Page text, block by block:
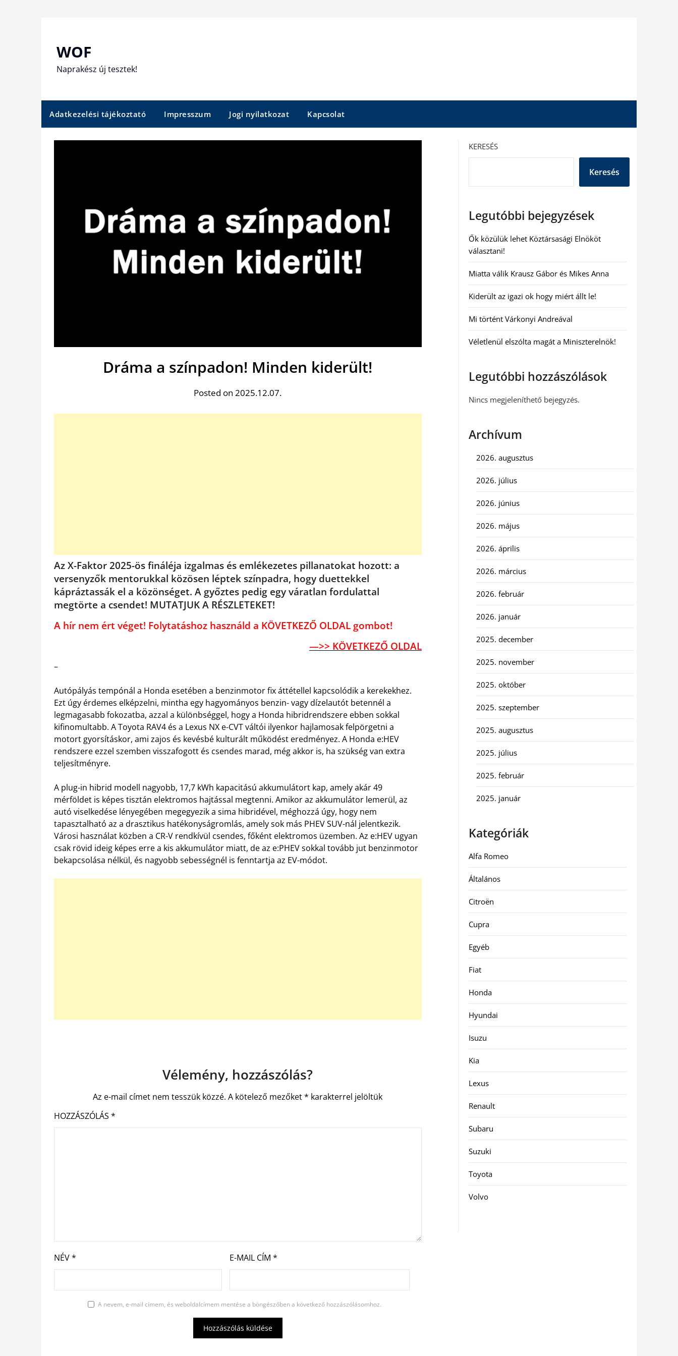
WOF
Naprakész új tesztek!
Adatkezelési tájékoztató Impresszum Jogi nyilatkozat Kapcsolat
Dráma a színpadon! Minden kiderült!
Posted on 2025.12.07.
Az X-Faktor 2025-ös fináléja izgalmas és emlékezetes pillanatokat hozott: a
versenyzők mentorukkal közösen léptek színpadra, hogy duettekkel
kápráztassák el a közönséget. A győztes pedig egy váratlan fordulattal
megtörte a csendet! MUTATJUK A RÉSZLETEKET!
A hír nem ért véget! Folytatáshoz használd a KÖVETKEZŐ OLDAL gombot!
—>> KÖVETKEZŐ OLDAL
–
Autópályás tempónál a Honda esetében a benzinmotor fix áttétellel kapcsolódik a kerekekhez.
Ezt úgy érdemes elképzelni, mintha egy hagyományos benzin- vagy dízelautót betennél a
legmagasabb fokozatba, azzal a különbséggel, hogy a Honda hibridrendszere ebben sokkal
kifinomultabb. A Toyota RAV4 és a Lexus NX e-CVT váltói ilyenkor hajlamosak felpörgetni a
motort gyorsításkor, ami zajos és kevésbé kulturált működést eredményez. A Honda e:HEV
rendszere ezzel szemben visszafogott és csendes marad, még akkor is, ha szükség van extra
teljesítményre.
A plug-in hibrid modell nagyobb, 17,7 kWh kapacitású akkumulátort kap, amely akár 49
mérföldet is képes tisztán elektromos hajtással megtenni. Amikor az akkumulátor lemerül, az
autó viselkedése lényegében megegyezik a sima hibridével, méghozzá úgy, hogy nem
tapasztalható az a drasztikus hatékonyságromlás, amely sok más PHEV SUV-nál jelentkezik.
Városi használat közben a CR-V rendkívül csendes, főként elektromos üzemben. Az e:HEV ugyan
csak rövid ideig képes erre a kis akkumulátor miatt, de az e:PHEV sokkal tovább jut benzinmotor
bekapcsolása nélkül, és nagyobb sebességnél is fenntartja az EV-módot.
Vélemény, hozzászólás?
Az e-mail címet nem tesszük közzé. A kötelező mezőket* karakterrel jelöltük
HOZZÁSZÓLÁS *
NÉV* E-MAIL CÍM *
A nevem, e-mail címem, és weboldalcímem mentése a böngészőben a következő hozzászólásomhoz.
KERESÉS
Keresés
Legutóbbi bejegyzések
Ők közülük lehet Köztársasági Elnököt
választani!
Miatta válik Krausz Gábor és Mikes Anna
Kiderült az igazi ok hogy miért állt le!
Mi történt Várkonyi Andreával
Véletlenül elszólta magát a Miniszterelnök!
Legutóbbi hozzászólások
Nincs megjeleníthető bejegyzés.
Archívum
2026. augusztus
2026. július
2026. június
2026. május
2026. április
2026. március
2026. február
2026. január
2025. december
2025. november
2025. október
2025. szeptember
2025. augusztus
2025. július
2025. február
2025. január
Kategóriák
Alfa Romeo
Általános
Citroën
Cupra
Egyéb
Fiat
Honda
Hyundai
Isuzu
Kia
Lexus
Renault
Subaru
Suzuki
Toyota
Volvo